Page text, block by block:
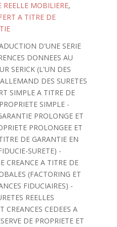
REELLE MOBILIERE,
A TITRE DE
D'UNE SERIE
DONNEES AU
SERICK (L'UN DES
DES SURETES
SIMPLE A TITRE DE
SIMPLE -
PROLONGE ET
PROLONGEE ET
DE GARANTIE EN
SURETE) -
CREANCE A TITRE DE
(FACTORING ET
FIDUCIAIRES) -
REELLES
CREANCES CEDEES A
DE PROPRIETE ET